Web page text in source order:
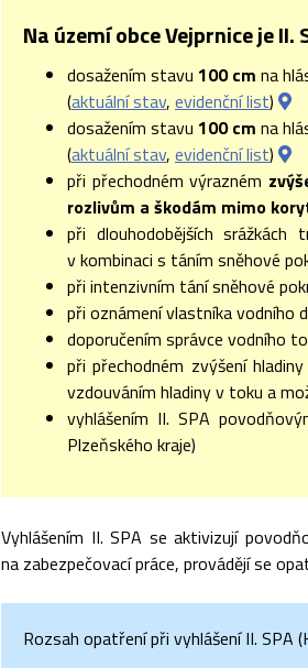
Na území obce Vejprnice je II.
dosažením stavu 100 cm na
(aktuální stav, evidenční list)
dosažením stavu 100 cm na
(aktuální stav, evidenční list)
při přechodném výrazném
rozlivům a škodám mimo
při dlouhodobějších
v kombinaci s táním sněhové
při intenzivním tání sněhové
při oznámení vlastníka vodního
doporučením správce vodního
při přechodném zvýšení
vzdouváním hladiny v toku a
vyhlášením II. SPA
Plzeňského kraje)
Vyhlášením II. SPA se aktivizují
na zabezpečovací práce, provádějí se
Rozsah opatření při vyhlášení II. SPA